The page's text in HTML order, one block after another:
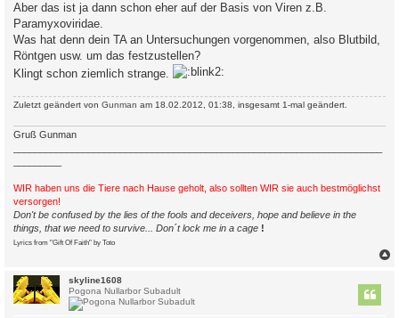
Aber das ist ja dann schon eher auf der Basis von Viren z.B.
Paramyxoviridae.
Was hat denn dein TA an Untersuchungen vorgenommen, also Blutbild,
Röntgen usw. um das festzustellen?
Klingt schon ziemlich strange.
Zuletzt geändert von Gunman am 18.02.2012, 01:38, insgesamt 1-mal geändert.
Gruß Gunman
WIR haben uns die Tiere nach Hause geholt, also sollten WIR sie auch bestmöglichst
versorgen!
Don't be confused by the lies of the fools and deceivers, hope and believe in the
things, that we need to survive... Don´t lock me in a cage !
Lyrics from "Gift Of Faith" by Toto
skyline1608
Pogona Nullarbor Subadult